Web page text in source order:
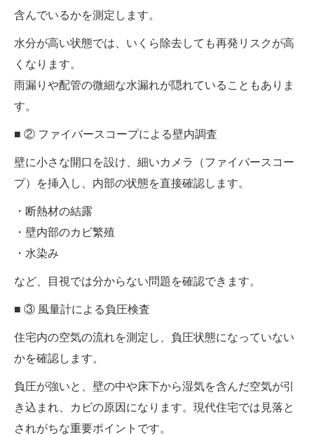
含んでいるかを測定します。
水分が高い状態では、いくら除去しても再発リスクが高
くなります。
雨漏りや配管の微細な水漏れが隠れていることもありま
す。
■ ② ファイバースコープによる壁内調査
壁に小さな開口を設け、細いカメラ（ファイバースコー
プ）を挿入し、内部の状態を直接確認します。
・断熱材の結露
・壁内部のカビ繁殖
・水染み
など、目視では分からない問題を確認できます。
■ ③ 風量計による負圧検査
住宅内の空気の流れを測定し、負圧状態になっていない
かを確認します。
負圧が強いと、壁の中や床下から湿気を含んだ空気が引
き込まれ、カビの原因になります。現代住宅では見落と
されがちな重要ポイントです。